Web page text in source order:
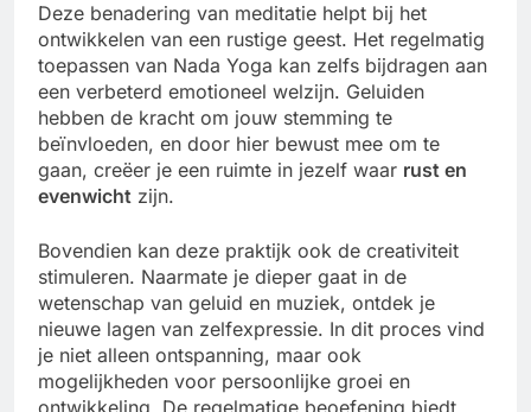
Deze benadering van meditatie helpt bij het
ontwikkelen van een rustige geest. Het regelmatig
toepassen van Nada Yoga kan zelfs bijdragen aan
een verbeterd emotioneel welzijn. Geluiden
hebben de kracht om jouw stemming te
beïnvloeden, en door hier bewust mee om te
gaan, creëer je een ruimte in jezelf waar rust en
evenwicht zijn.
Bovendien kan deze praktijk ook de creativiteit
stimuleren. Naarmate je dieper gaat in de
wetenschap van geluid en muziek, ontdek je
nieuwe lagen van zelfexpressie. In dit proces vind
je niet alleen ontspanning, maar ook
mogelijkheden voor persoonlijke groei en